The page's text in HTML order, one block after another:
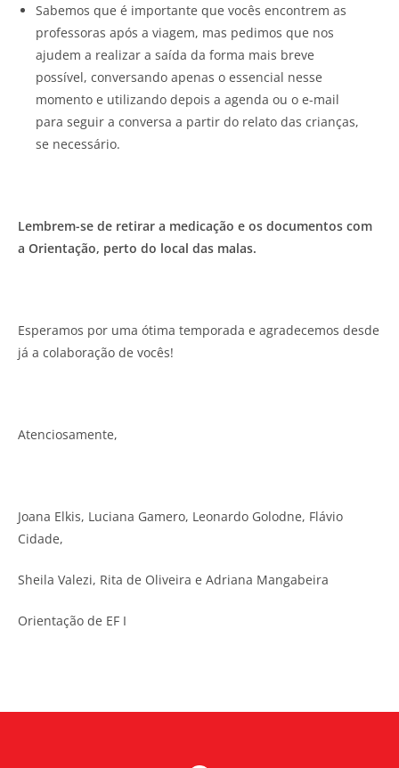
Sabemos que é importante que vocês encontrem as
professoras após a viagem, mas pedimos que nos
ajudem a realizar a saída da forma mais breve
possível, conversando apenas o essencial nesse
momento e utilizando depois a agenda ou o e-mail
para seguir a conversa a partir do relato das crianças,
se necessário.
Lembrem-se de retirar a medicação e os documentos com
a Orientação, perto do local das malas.
Esperamos por uma ótima temporada e agradecemos desde
já a colaboração de vocês!
Atenciosamente,
Joana Elkis, Luciana Gamero, Leonardo Golodne, Flávio
Cidade,
Sheila Valezi, Rita de Oliveira e Adriana Mangabeira
Orientação de EF I